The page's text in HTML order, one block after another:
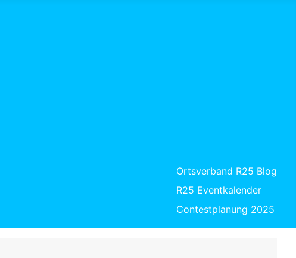
Ortsverband R25 Blog
R25 Eventkalender
Contestplanung 2025